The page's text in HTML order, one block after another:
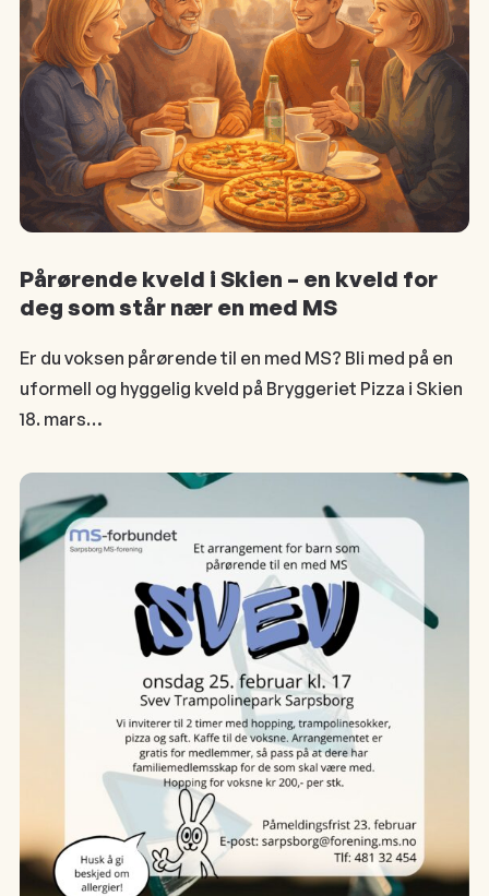
Pårørende kveld i Skien – en kveld for
deg som står nær en med MS
Er du voksen pårørende til en med MS? Bli med på en
uformell og hyggelig kveld på Bryggeriet Pizza i Skien
18. mars…